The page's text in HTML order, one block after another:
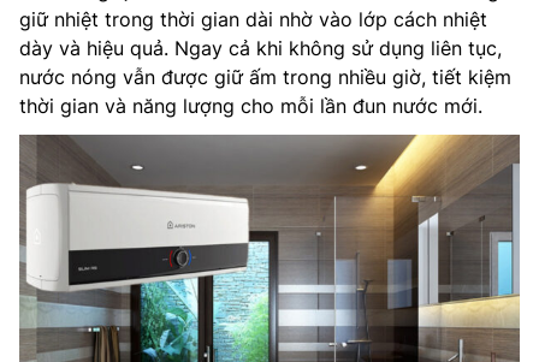
giữ nhiệt trong thời gian dài nhờ vào lớp cách nhiệt
dày và hiệu quả. Ngay cả khi không sử dụng liên tục,
nước nóng vẫn được giữ ấm trong nhiều giờ, tiết kiệm
thời gian và năng lượng cho mỗi lần đun nước mới.